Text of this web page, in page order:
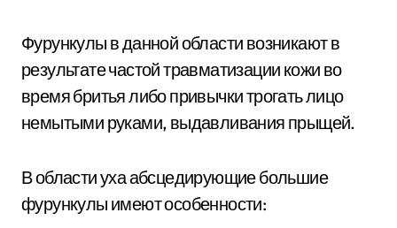
Фурункулы в данной области возникают в
результате частой травматизации кожи во
время бритья либо привычки трогать лицо
немытыми руками, выдавливания прыщей.
В области уха абсцедирующие большие
фурункулы имеют особенности: